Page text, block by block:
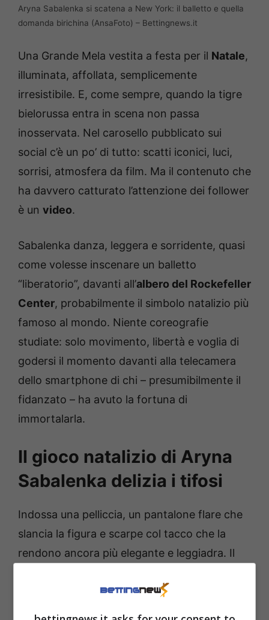
Aryna Sabalenka si scatena a New York: il balletto e quella
domanda birichina (AnsaFoto) – Bettingnews.it
Una Grande Mela vestita a festa per il Natale,
illuminata, affollata, semplicemente
irresistibile. E, come sempre, quando la tigre
bielorussa entra in scena non passa
inosservata. Nel carosello pubblicato sui
social c’è un po’ di tutto: scatti iconici, luci,
sorrisi, atmosfera da film. Ma il contenuto che
ha davvero catturato l’attenzione dei follower
è un video.
Sabalenka danza, leggera e sorridente, quasi
come volesse inscenare un balletto
“liberatorio”, davanti all’albero del Rockefeller
Center, probabilmente il simbolo natalizio più
famoso al mondo. Niente coreografie
studiate: solo movimento, libertà e voglia di
godersi il momento davanti alla telecamera
dello smartphone di chi – presumibilmente il
fidanzato – ha avuto la fortuna di
immortalarla.
Il gioco natalizio di Aryna
Sabalenka delizia i tifosi
Indossa una pelliccia, un pantalone flare che
slancia la figura e scarpe col tacco che la
rendono ancora più elegante e leggiadra. Il
aggressiva che mostra in campo è totale,